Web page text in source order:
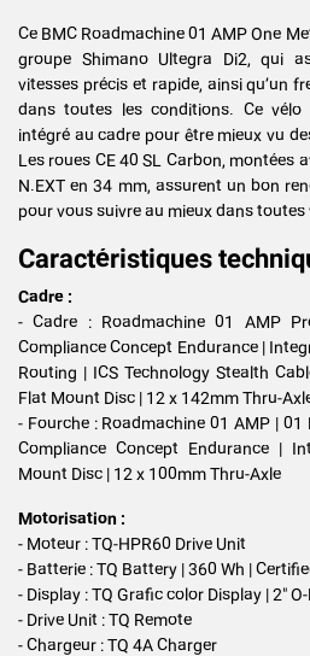
Ce BMC Roadmachine 01 AMP One
groupe Shimano Ultegra Di2, qui
vitesses précis et rapide, ainsi qu’un
dans toutes les conditions. Ce
intégré au cadre pour être mieux vu
Les roues CE 40 SL Carbon, montées
N.EXT en 34 mm, assurent un bon
pour vous suivre au mieux dans
Caractéristiques
Cadre :
- Cadre : Roadmachine 01 AMP
Compliance Concept Endurance |
Routing | ICS Technology Stealth
Flat Mount Disc | 12 x 142mm Thru-
- Fourche : Roadmachine 01 AMP |
Compliance Concept Endurance |
Mount Disc | 12 x 100mm Thru-Axle
Motorisation :
- Moteur : TQ-HPR60 Drive Unit
- Batterie : TQ Battery | 360 Wh |
- Display : TQ Grafic color Display | 2"
- Drive Unit : TQ Remote
- Chargeur : TQ 4A Charger